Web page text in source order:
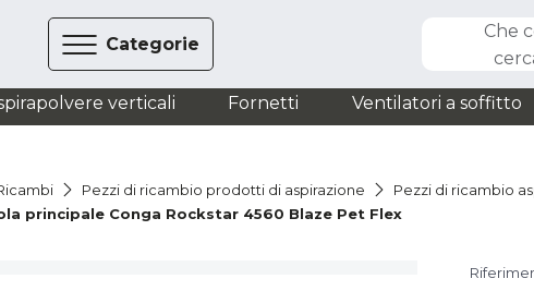
Categorie
Che
verticali Fornetti Ventilatori a soffitto
Pezzi di ricambio prodotti di aspirazione
Pezzi di ricambio
principale Conga Rockstar 4560 Blaze Pet Flex